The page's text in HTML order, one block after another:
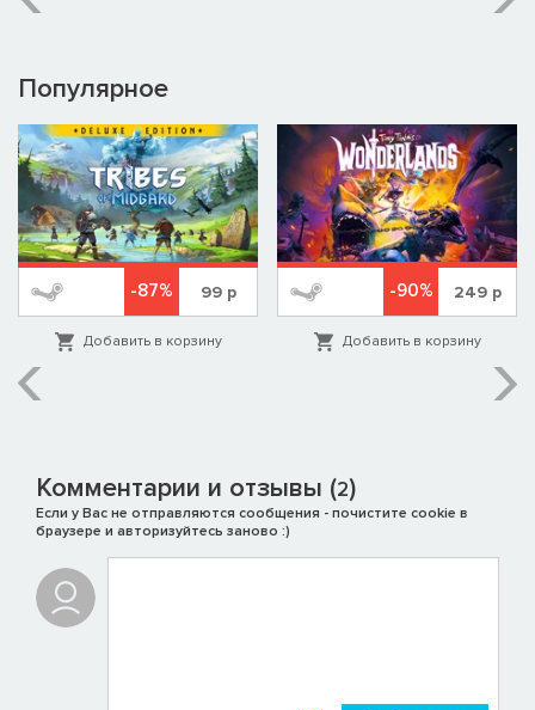
мощное ощущение ужаса.
транс музыка добавляет игре еще один уровень остроты и
будет держать вас в напряжении до самого конца.
Популярное
-87% 99р
Добавить в корзину
-90% 249р
Добавить в корзину
Комментарии и отзывы (2)
Если у Вас не отправляются сообщения - почистите cookie в
браузере и авторизуйтесь заново :)